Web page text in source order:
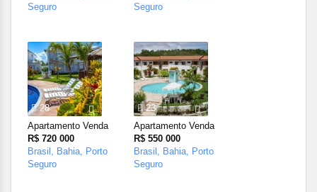
Seguro
Seguro
28
Apartamento Venda
R$ 720 000
Brasil, Bahia, Porto
Seguro
23
Apartamento Venda
R$ 550 000
Brasil, Bahia, Porto
Seguro